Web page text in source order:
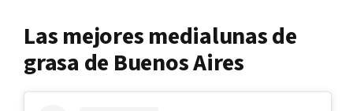
Las mejores medialunas de
grasa de Buenos Aires